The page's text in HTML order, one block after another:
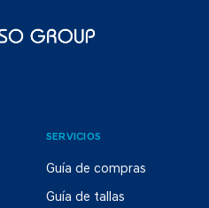
SERVICIOS
Guía de compras
Guía de tallas